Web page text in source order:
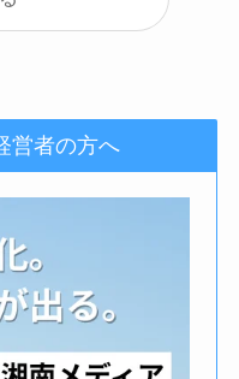
営者の方へ